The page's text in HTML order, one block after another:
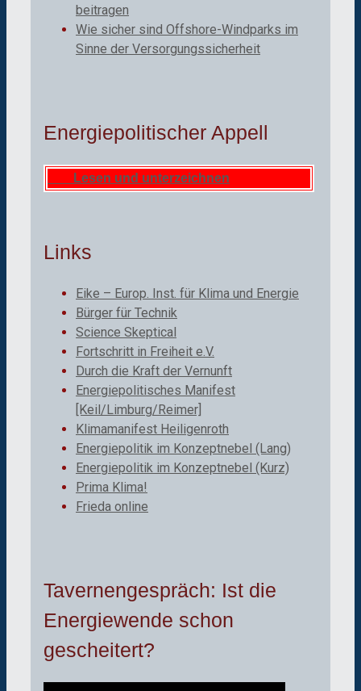
beitragen
Wie sicher sind Offshore-Windparks im
Sinne der Versorgungssicherheit
Energiepolitischer Appell
Lesen und unterzeichnen
Links
Eike – Europ. Inst. für Klima und Energie
Bürger für Technik
Science Skeptical
Fortschritt in Freiheit e.V.
Durch die Kraft der Vernunft
Energiepolitisches Manifest
[Keil/Limburg/Reimer]
Klimamanifest Heiligenroth
Energiepolitik im Konzeptnebel (Lang)
Energiepolitik im Konzeptnebel (Kurz)
Prima Klima!
Frieda online
Tavernengespräch: Ist die
Energiewende schon
gescheitert?